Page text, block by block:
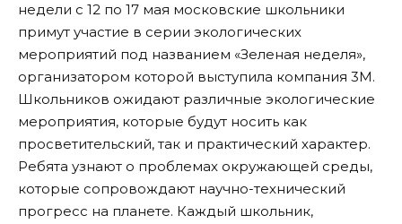
недели с 12 по 17 мая московские школьники
примут участие в серии экологических
мероприятий под названием «Зеленая неделя»,
организатором которой выступила компания 3М.
Школьников ожидают различные экологические
мероприятия, которые будут носить как
просветительский, так и практический характер.
Ребята узнают о проблемах окружающей среды,
которые сопровождают научно-технический
прогресс на планете. Каждый школьник,